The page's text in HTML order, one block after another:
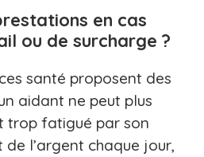
en cas
ou de surcharge ?
santé proposent des
aidant ne peut plus
trop fatigué par son
l’argent chaque jour,